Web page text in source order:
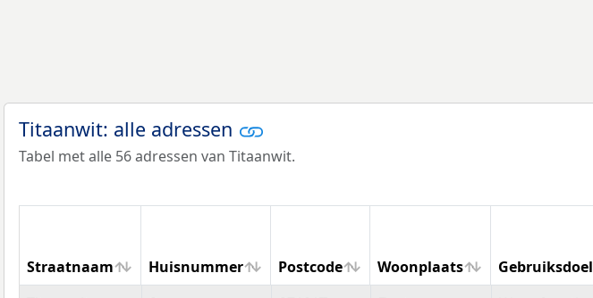
Titaanwit: alle adressen
Tabel met alle 56 adressen van Titaanwit.
Straatnaam Huisnummer Postcode Woonplaats Gebruiksdoel